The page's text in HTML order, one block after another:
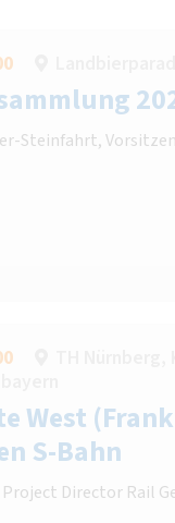
Steinfahrt,
West
S-Bahn
Director Rail